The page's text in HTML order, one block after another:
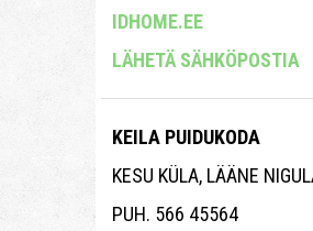
IDHOME.EE
LÄHETÄ SÄHKÖPOSTIA
KEILA PUIDUKODA
KESU KÜLA, LÄÄNE
PUH. 566 45564